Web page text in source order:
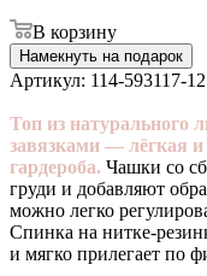
В корзину
Намекнуть на подарок
Артикул: 114-593117-
Топ из натурального
завязками — лёгкая и
гардероба. Чашки со
груди и добавляют
можно легко
Спинка на нитке-
и мягко прилегает по